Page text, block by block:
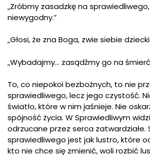
„Zróbmy zasadzkę na
niewygodny.”
„Głosi, że zna Boga, zwie siebie
„Wybadajmy… zasądźmy go na
To, co niepokoi bezbożnych, to nie
sprawiedliwego, lecz jego czystość.
światło, które w nim jaśnieje. Nie
spójność życia. W Sprawiedliwym
odrzucane przez serca zatwardziałe.
sprawiedliwego jest jak lustro, które
kto nie chce się zmienić, woli rozbić